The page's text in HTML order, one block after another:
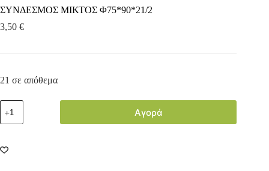
ΣΥΝΔΕΣΜΟΣ ΜΙΚΤΟΣ Φ75*90*21/2
3,50 €
21 σε απόθεμα
Αγορά